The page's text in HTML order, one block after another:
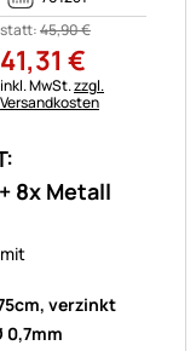
8x Metall
verzinkt
0,7mm
statt:45,90€
41,31 €
Steuerhinweis:
inkl. MwSt.zzgl.
Versandkosten